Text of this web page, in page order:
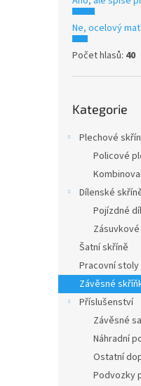
Ne, ocelový
Počet hlasů: 40
kategorie
Kategorie
Plechové
Policové
Dílenské
Pojízdné
Šatní skříně
Pracovní stoly
Závěsné
Příslušenství
Závěsné
Náhradní
Ostatní
Podvozky